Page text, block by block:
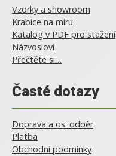
Vzorky a showroom
Krabice na míru
Katalog v PDF pro stažení
Názvosloví
Přečtěte si…
Časté dotazy
Doprava a os. odběr
Platba
Obchodní podmínky